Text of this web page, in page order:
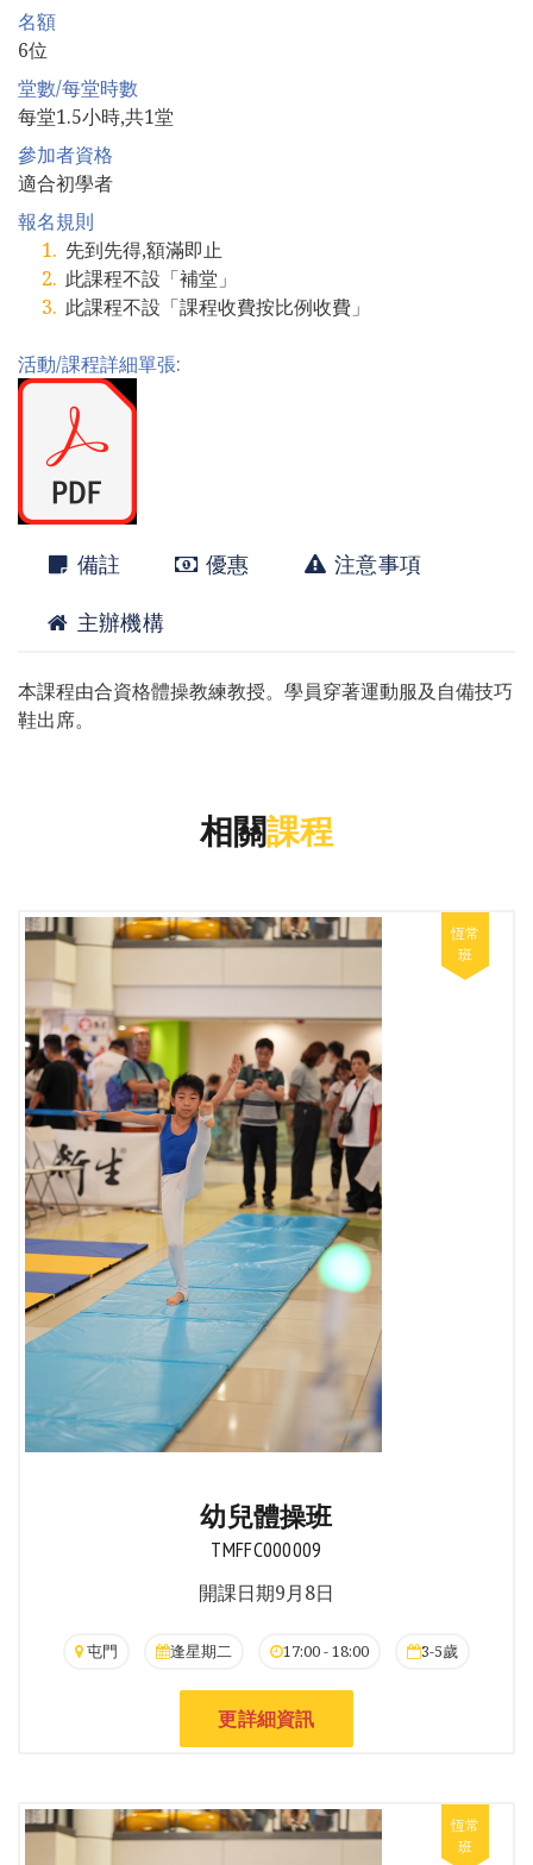
名額
6位
堂數/每堂時數
每堂1.5小時,共1堂
參加者資格
適合初學者
報名規則
先到先得,額滿即止
此課程不設「補堂」
此課程不設「課程收費按比例收費」
活動/課程詳細單張:
備註 優惠 注意事項
主辦機構
本課程由合資格體操教練教授。學員穿著運動服及自備技巧
鞋出席。
相關課程
幼兒體操班
TMFFC000009
開課日期9月8日
屯門 逢星期二 17:00 - 18:00 3-5歲
更詳細資訊